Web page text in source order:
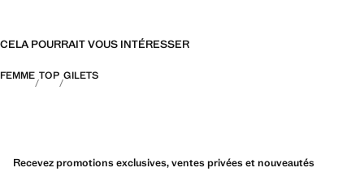
CELA POURRAIT VOUS INTÉRESSER
FEMME TOP GILETS
Recevez promotions exclusives, ventes privées et nouveautés